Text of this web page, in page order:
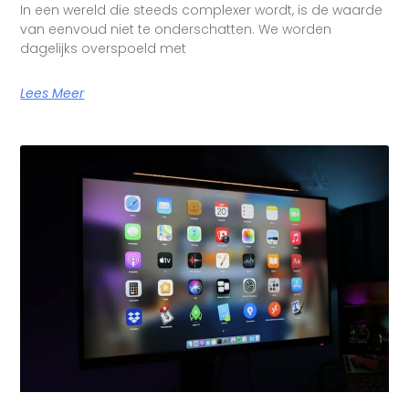
In een wereld die steeds complexer wordt, is de waarde
van eenvoud niet te onderschatten. We worden
dagelijks overspoeld met
Lees Meer